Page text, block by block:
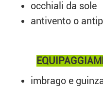
occhiali da sole
antivento o
imbrago e